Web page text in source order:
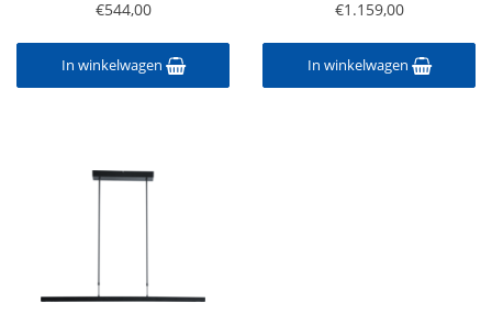
€544,00
In winkelwagen
€1.159,00
In winkelwagen